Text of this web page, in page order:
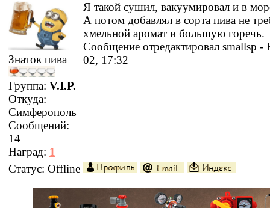
Знаток пива
Группа: V.I.P.
Откуда:
Симферополь
Сообщений:
14
Наград: 1
Я такой сушил, вакуумировал и в
А потом добавлял в сорта пива не
хмельной аромат и большую горечь.
Сообщение отредактировал smallsp -
02, 17:32
Статус: Offline